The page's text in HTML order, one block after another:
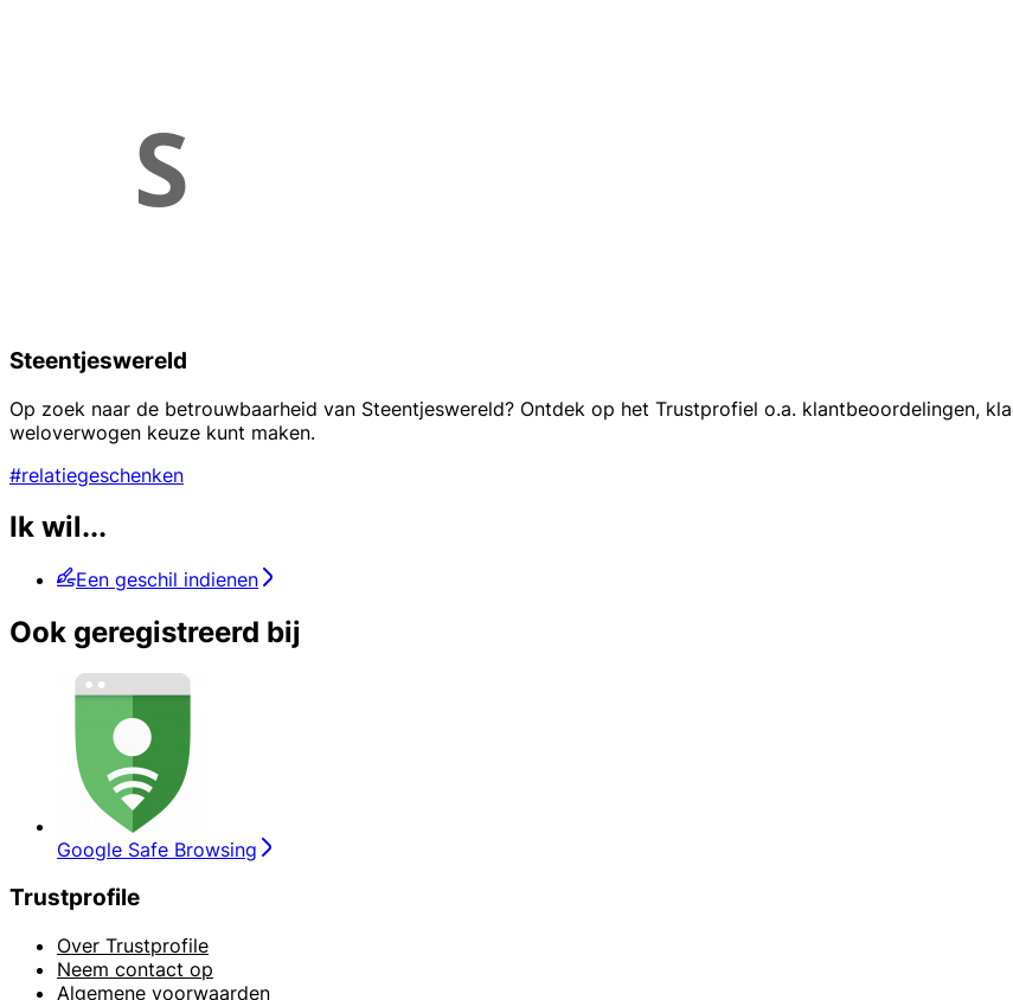
Steentjeswereld
Op zoek naar de betrouwbaarheid van Steentjeswereld? Ontdek op het Trustprofiel o.a. klantbeoordelingen,
weloverwogen keuze kunt maken.
#relatiegeschenken
Ik wil...
Een geschil indienen
Ook geregistreerd bij
Google Safe Browsing
Trustprofile
Over Trustprofile
Neem contact op
Algemene voorwaarden